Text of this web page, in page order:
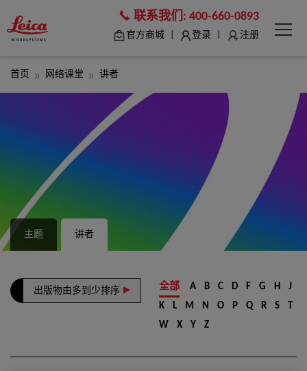
联系我们: 400-660-0893
官方商城 登录 注册
首页 网络课堂 讲者
主题 讲者
出版物由多到少排序 全部 A B C D F G H
J
K
L M N O P Q R S
T
W
X Y Z